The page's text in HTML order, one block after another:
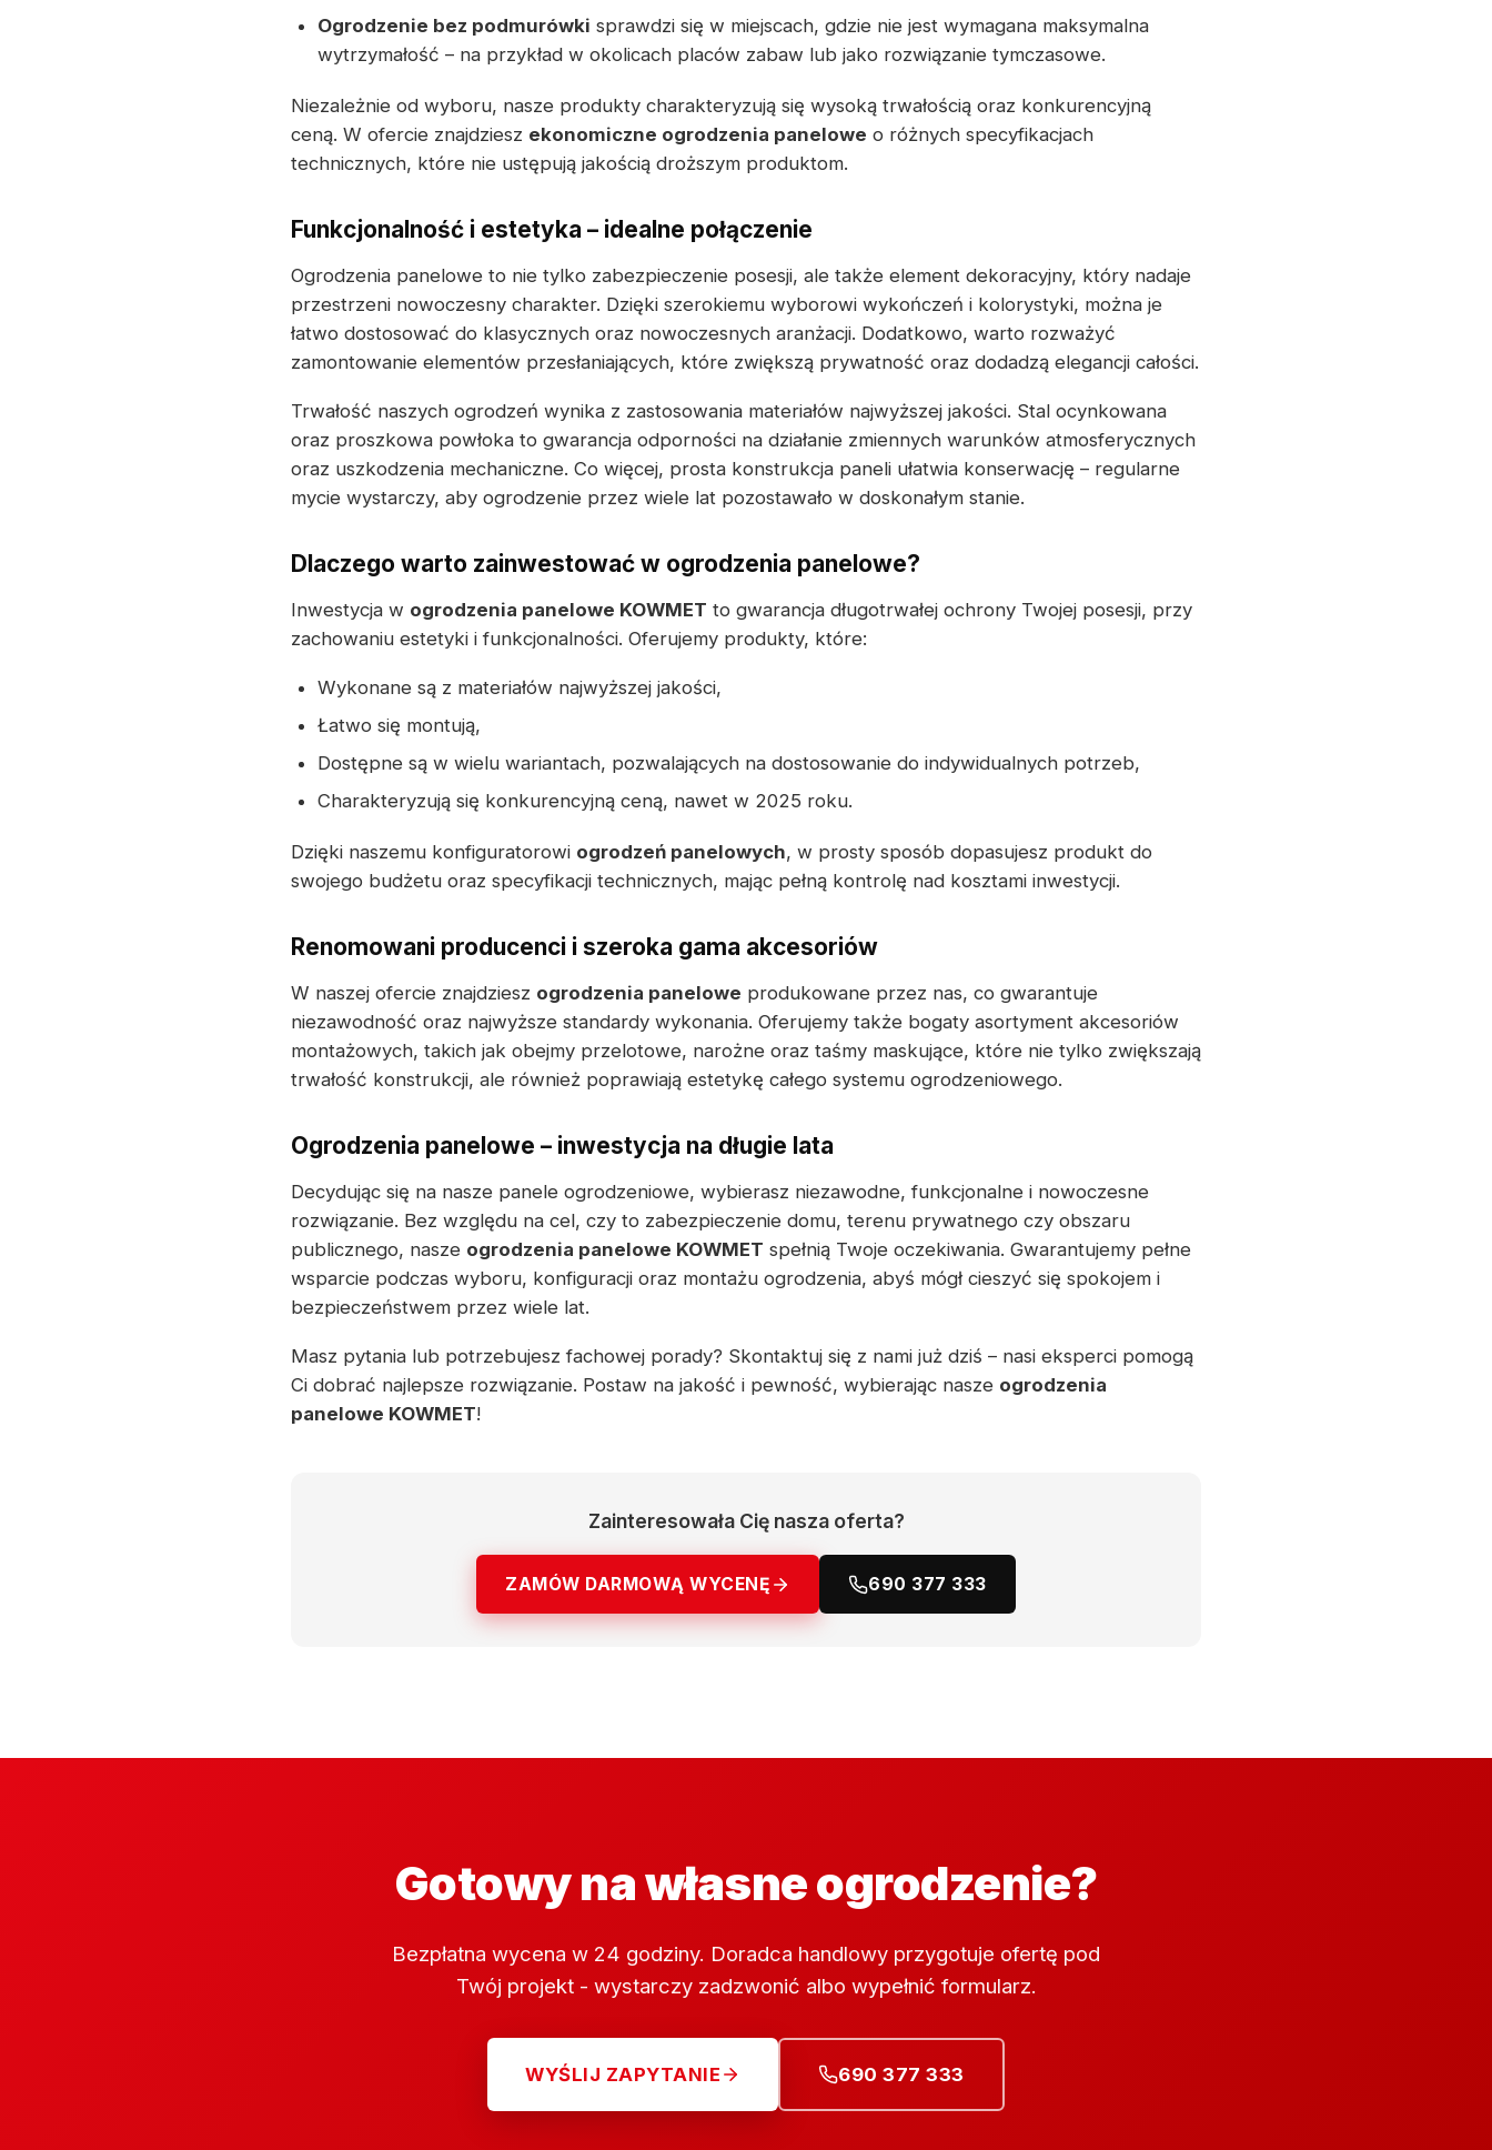
Ogrodzenie bez podmurówki sprawdzi się w miejscach, gdzie nie jest wymagana maksymalna
wytrzymałość – na przykład w okolicach placów zabaw lub jako rozwiązanie tymczasowe.
Niezależnie od wyboru, nasze produkty charakteryzują się wysoką trwałością oraz konkurencyjną
ceną. W ofercie znajdziesz ekonomiczne ogrodzenia panelowe o różnych specyfikacjach
technicznych, które nie ustępują jakością droższym produktom.
Funkcjonalność i estetyka – idealne połączenie
Ogrodzenia panelowe to nie tylko zabezpieczenie posesji, ale także element dekoracyjny, który nadaje
przestrzeni nowoczesny charakter. Dzięki szerokiemu wyborowi wykończeń i kolorystyki, można je
łatwo dostosować do klasycznych oraz nowoczesnych aranżacji. Dodatkowo, warto rozważyć
zamontowanie elementów przesłaniających, które zwiększą prywatność oraz dodadzą elegancji całości.
Trwałość naszych ogrodzeń wynika z zastosowania materiałów najwyższej jakości. Stal ocynkowana
oraz proszkowa powłoka to gwarancja odporności na działanie zmiennych warunków atmosferycznych
oraz uszkodzenia mechaniczne. Co więcej, prosta konstrukcja paneli ułatwia konserwację – regularne
mycie wystarczy, aby ogrodzenie przez wiele lat pozostawało w doskonałym stanie.
Dlaczego warto zainwestować w ogrodzenia panelowe?
Inwestycja w ogrodzenia panelowe KOWMET to gwarancja długotrwałej ochrony Twojej posesji, przy
zachowaniu estetyki i funkcjonalności. Oferujemy produkty, które:
Wykonane są z materiałów najwyższej jakości,
Łatwo się montują,
Dostępne są w wielu wariantach, pozwalających na dostosowanie do indywidualnych potrzeb,
Charakteryzują się konkurencyjną ceną, nawet w 2025 roku.
Dzięki naszemu konfiguratorowi ogrodzeń panelowych, w prosty sposób dopasujesz produkt do
swojego budżetu oraz specyfikacji technicznych, mając pełną kontrolę nad kosztami inwestycji.
Renomowani producenci i szeroka gama akcesoriów
W naszej ofercie znajdziesz ogrodzenia panelowe produkowane przez nas, co gwarantuje
niezawodność oraz najwyższe standardy wykonania. Oferujemy także bogaty asortyment akcesoriów
montażowych, takich jak obejmy przelotowe, narożne oraz taśmy maskujące, które nie tylko zwiększają
trwałość konstrukcji, ale również poprawiają estetykę całego systemu ogrodzeniowego.
Ogrodzenia panelowe – inwestycja na długie lata
Decydując się na nasze panele ogrodzeniowe, wybierasz niezawodne, funkcjonalne i nowoczesne
rozwiązanie. Bez względu na cel, czy to zabezpieczenie domu, terenu prywatnego czy obszaru
publicznego, nasze ogrodzenia panelowe KOWMET spełnią Twoje oczekiwania. Gwarantujemy pełne
wsparcie podczas wyboru, konfiguracji oraz montażu ogrodzenia, abyś mógł cieszyć się spokojem i
bezpieczeństwem przez wiele lat.
Masz pytania lub potrzebujesz fachowej porady? Skontaktuj się z nami już dziś – nasi eksperci pomogą
Ci dobrać najlepsze rozwiązanie. Postaw na jakość i pewność, wybierając nasze ogrodzenia
panelowe KOWMET!
Zainteresowała Cię nasza oferta?
ZAMÓW DARMOWĄ WYCENĘ 690 377 333
Gotowy na własne ogrodzenie?
Bezpłatna wycena w 24 godziny. Doradca handlowy przygotuje ofertę pod
Twój projekt - wystarczy zadzwonić albo wypełnić formularz.
WYŚLIJ ZAPYTANIE 690 377 333